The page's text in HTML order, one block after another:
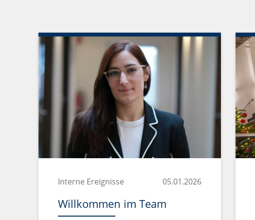
Interne Ereignisse 05.01.2026
Willkommen im Team